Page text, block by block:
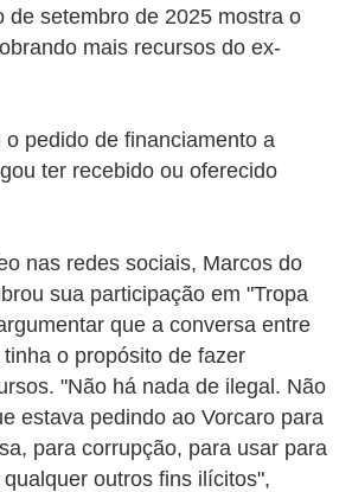
de setembro de 2025 mostra o
mais recursos do ex-
o pedido de financiamento a
ter recebido ou oferecido
nas redes sociais, Marcos do
sua participação em "Tropa
que a conversa entre
o propósito de fazer
"Não há nada de ilegal. Não
estava pedindo ao Vorcaro para
para corrupção, para usar para
outros fins ilícitos",